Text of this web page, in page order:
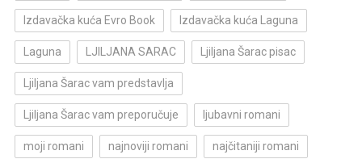
Izdavačka kuća Evro Book Izdavačka kuća Laguna
Laguna LJILJANA SARAC Ljiljana Šarac pisac
Ljiljana Šarac vam predstavlja
Ljiljana Šarac vam preporučuje ljubavni romani
moji romani najnoviji romani najčitaniji romani